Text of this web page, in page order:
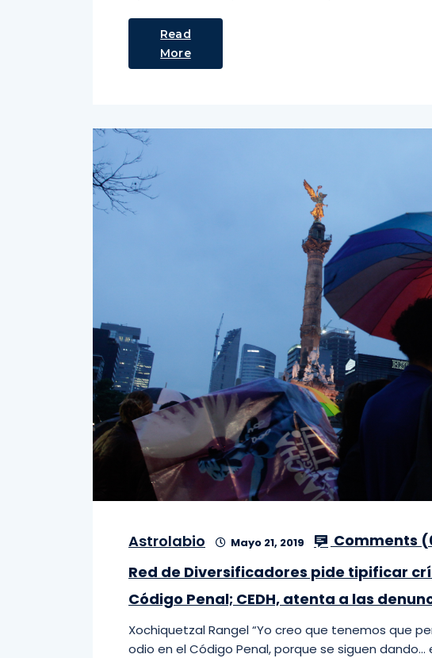
Read
More
Astrolabio Mayo 21, 2019 Comments (
Red de Diversificadores pide tipificar
Código Penal; CEDH, atenta a las
Xochiquetzal Rangel “Yo creo que tenemos que
odio en el Código Penal, porque se siguen